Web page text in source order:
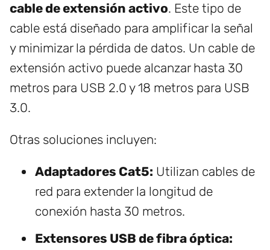
cable de extensión activo. Este tipo de
cable está diseñado para amplificar la señal
y minimizar la pérdida de datos. Un cable de
extensión activo puede alcanzar hasta 30
metros para USB 2.0 y 18 metros para USB
3.0.
Otras soluciones incluyen:
Adaptadores Cat5: Utilizan cables de
red para extender la longitud de
conexión hasta 30 metros.
Extensores USB de fibra óptica: